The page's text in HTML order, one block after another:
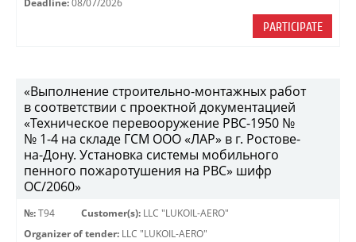
Deadline: 08/07/2026
PARTICIPATE
«Выполнение строительно-монтажных работ
в соответствии с проектной документацией
«Техническое перевооружение РВС-1950 №
№ 1-4 на складе ГСМ ООО «ЛАР» в г. Ростове-
на-Дону. Установка системы мобильного
пенного пожаротушения на РВС» шифр
ОС/2060»
№: Т94 Customer(s): LLC "LUKOIL-AERO"
Organizer of tender: LLC "LUKOIL-AERO"